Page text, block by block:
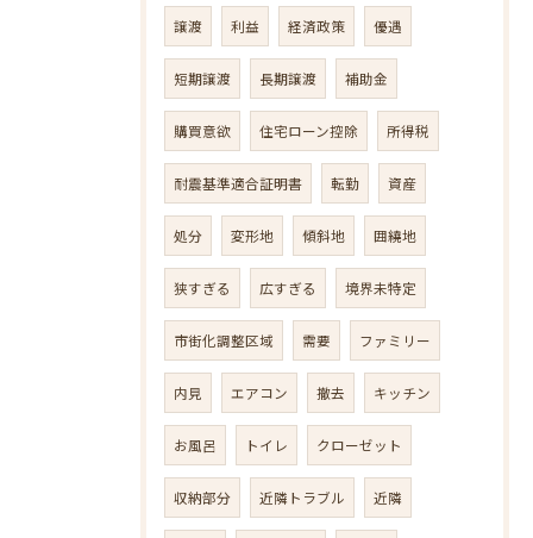
譲渡 利益 経済政策 優遇
短期譲渡 長期譲渡 補助金
購買意欲 住宅ローン控除 所得税
耐震基準適合証明書 転勤 資産
処分 変形地 傾斜地 囲繞地
狭すぎる 広すぎる 境界未特定
市街化調整区域 需要 ファミリー
内見 エアコン 撤去 キッチン
お風呂 トイレ クローゼット
収納部分 近隣トラブル 近隣